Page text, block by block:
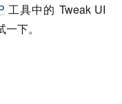
工具中的 Tweak UI
下。